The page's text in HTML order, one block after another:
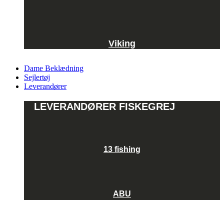
Viking
Dame Beklædning
Sejlertøj
Leverandører
LEVERANDØRER FISKEGREJ
13 fishing
ABU